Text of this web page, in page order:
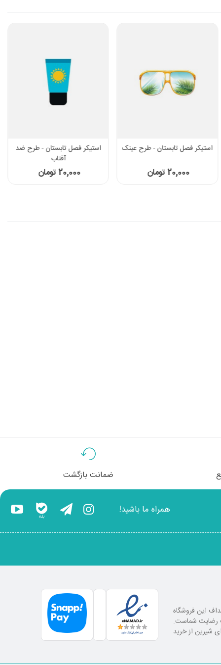
استیکر فصل تابستان - طرح عینک
20,000 تومان
استیکر فصل تابستان - طرح ضد
آفتاب
20,000 تومان
ضمانت بازگشت
همراه ما باشید!
این فروشگاه
رضایت شماست.
شیرین از خرید